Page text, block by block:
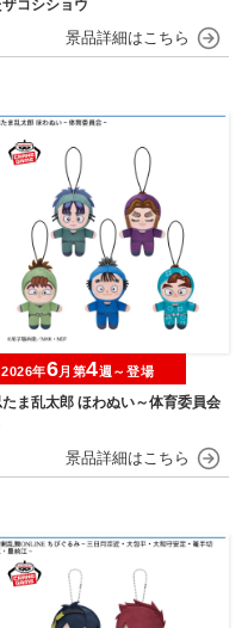
コシショウ
たま乱太郎 ほわぬい～体育委員会
2026年6月第4週～登場